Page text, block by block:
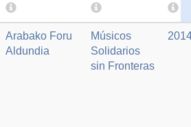
Arabako Foru
Aldundia
Músicos
Solidarios
sin Fronteras